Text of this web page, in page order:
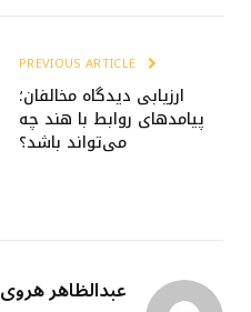
ارزیابی دیدگاه مخالفان؛
پیامدهای روابط با هند چه
می‌تواند باشد؟
عبدالظاهر هروی